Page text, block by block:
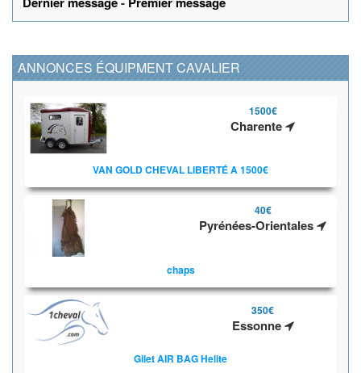
ANNONCES ÉQUIPMENT CAVALIER
1500€
Charente
VAN GOLD CHEVAL LIBERTÉ A 1500€
40€
Pyrénées-Orientales
chaps
350€
Essonne
Gilet AIR BAG Helite